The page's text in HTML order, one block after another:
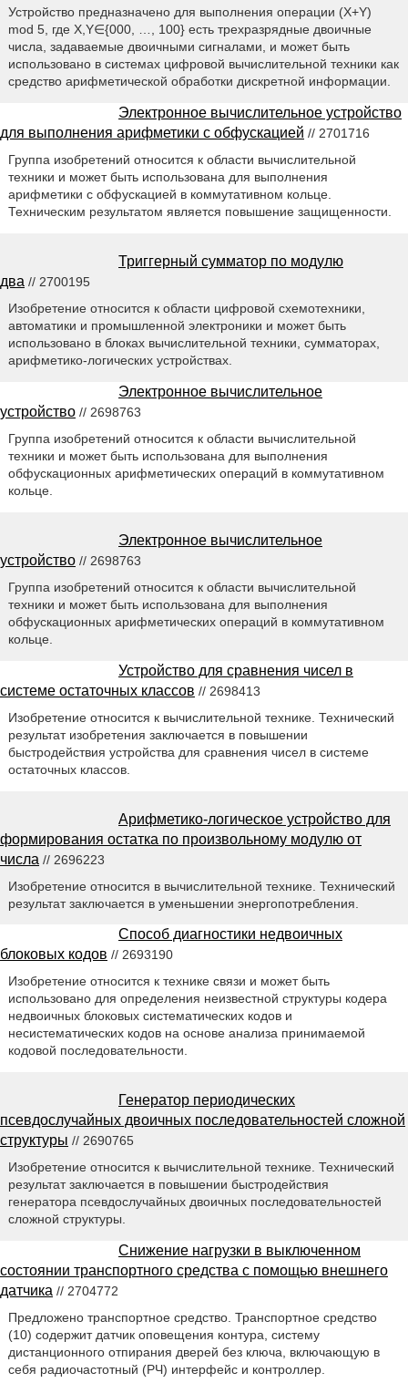
Устройство предназначено для выполнения операции (X+Y)
mod 5, где X,Y∈{000, …, 100} есть трехразрядные двоичные
числа, задаваемые двоичными сигналами, и может быть
использовано в системах цифровой вычислительной техники как
средство арифметической обработки дискретной информации.
Электронное вычислительное устройство
для выполнения арифметики с обфускацией // 2701716
Группа изобретений относится к области вычислительной
техники и может быть использована для выполнения
арифметики с обфускацией в коммутативном кольце.
Техническим результатом является повышение защищенности.
Триггерный сумматор по модулю
два // 2700195
Изобретение относится к области цифровой схемотехники,
автоматики и промышленной электроники и может быть
использовано в блоках вычислительной техники, сумматорах,
арифметико-логических устройствах.
Электронное вычислительное
устройство // 2698763
Группа изобретений относится к области вычислительной
техники и может быть использована для выполнения
обфускационных арифметических операций в коммутативном
кольце.
Электронное вычислительное
устройство // 2698763
Группа изобретений относится к области вычислительной
техники и может быть использована для выполнения
обфускационных арифметических операций в коммутативном
кольце.
Устройство для сравнения чисел в
системе остаточных классов // 2698413
Изобретение относится к вычислительной технике. Технический
результат изобретения заключается в повышении
быстродействия устройства для сравнения чисел в системе
остаточных классов.
Арифметико-логическое устройство для
формирования остатка по произвольному модулю от
числа // 2696223
Изобретение относится в вычислительной технике. Технический
результат заключается в уменьшении энергопотребления.
Способ диагностики недвоичных
блоковых кодов // 2693190
Изобретение относится к технике связи и может быть
использовано для определения неизвестной структуры кодера
недвоичных блоковых систематических кодов и
несистематических кодов на основе анализа принимаемой
кодовой последовательности.
Генератор периодических
псевдослучайных двоичных последовательностей сложной
структуры // 2690765
Изобретение относится к вычислительной технике. Технический
результат заключается в повышении быстродействия
генератора псевдослучайных двоичных последовательностей
сложной структуры.
Снижение нагрузки в выключенном
состоянии транспортного средства с помощью внешнего
датчика // 2704772
Предложено транспортное средство. Транспортное средство
(10) содержит датчик оповещения контура, систему
дистанционного отпирания дверей без ключа, включающую в
себя радиочастотный (РЧ) интерфейс и контроллер.